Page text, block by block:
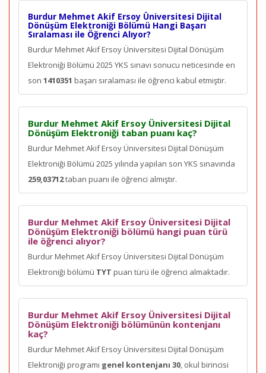
Burdur Mehmet Akif Ersoy Üniversitesi Dijital
Dönüşüm Elektroniği Bölümü Hangi Başarı
Sıralaması ile Öğrenci Alıyor?
Burdur Mehmet Akif Ersoy Üniversitesi Dijital Dönüşüm
Elektroniği Bölümü 2025 YKS sınavı sonucu neticesinde en
son 1410351 başarı sıralaması ile öğrenci kabul etmiştir.
Burdur Mehmet Akif Ersoy Üniversitesi Dijital
Dönüşüm Elektroniği taban puanı kaç?
Burdur Mehmet Akif Ersoy Üniversitesi Dijital Dönüşüm
Elektroniği Bölümü 2025 yılında yapılan son YKS sınavında
259,03712taban puanı ile öğrenci almıştır.
Burdur Mehmet Akif Ersoy Üniversitesi Dijital
Dönüşüm Elektroniği bölümü hangi puan türü
ile öğrenci alıyor?
Burdur Mehmet Akif Ersoy Üniversitesi Dijital Dönüşüm
Elektroniği bölümü TYT puan türü ile öğrenci almaktadır.
Burdur Mehmet Akif Ersoy Üniversitesi Dijital
Dönüşüm Elektroniği bölümünün kontenjanı
kaç?
Burdur Mehmet Akif Ersoy Üniversitesi Dijital Dönüşüm
Elektroniği programı genel kontenjanı 30, okul birincisi